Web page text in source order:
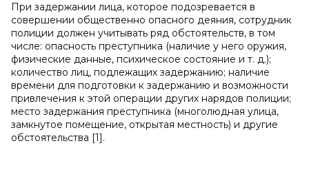
При задержании лица, которое подозревается в
совершении общественно опасного деяния, сотрудник
полиции должен учитывать ряд обстоятельств, в том
числе: опасность преступника (наличие у него оружия,
физические данные, психическое состояние и т. д.);
количество лиц, подлежащих задержанию; наличие
времени для подготовки к задержанию и возможности
привлечения к этой операции других нарядов полиции;
место задержания преступника (многолюдная улица,
замкнутое помещение, открытая местность) и другие
обстоятельства [1].